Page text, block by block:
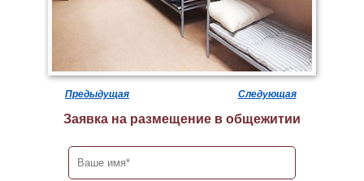
Предыдущая Следующая
Заявка на размещение в общежитии